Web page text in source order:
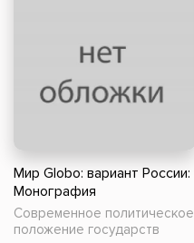
Мир Globo: вариант России:
Монография
Современное политическое
положение государств